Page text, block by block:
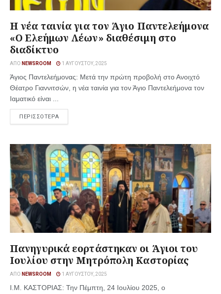
Η νέα ταινία για τον Άγιο Παντελεήμονα
«Ο Ελεήμων Λέων» διαθέσιμη στο
διαδίκτυο
ΑΠΌ NEWSROOM 1 ΑΥΓΟΎΣΤΟΥ, 2025
Άγιος Παντελεήμονας: Μετά την πρώτη προβολή στο Ανοιχτό
Θέατρο Γιαννιτσών, η νέα ταινία για τον Άγιο Παντελεήμονα τον
Ιαματικό είναι ...
ΠΕΡΙΣΣΟΤΕΡΑ
Πανηγυρικά εορτάστηκαν οι Άγιοι του
Ιουλίου στην Μητρόπολη Καστορίας
ΑΠΌ NEWSROOM 1 ΑΥΓΟΎΣΤΟΥ, 2025
Ι.Μ. ΚΑΣΤΟΡΙΑΣ: Την Πέμπτη, 24 Ιουλίου 2025, ο